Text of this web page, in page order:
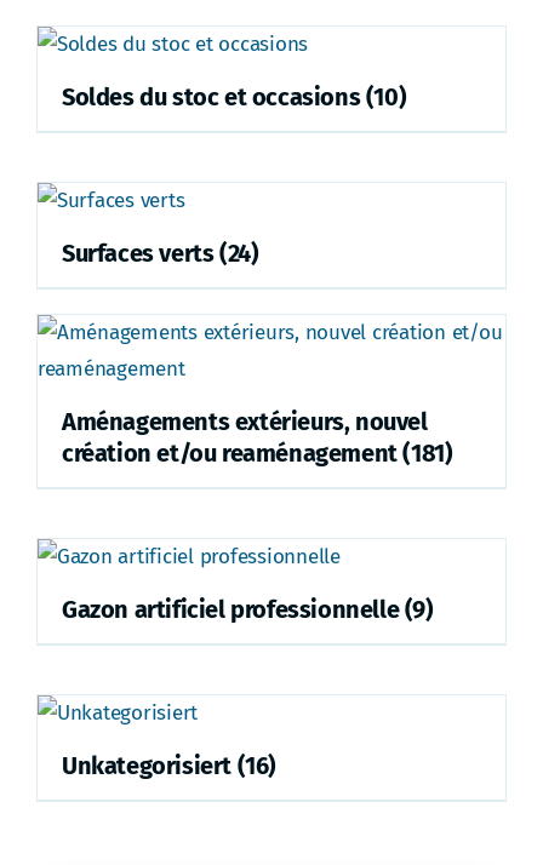
Soldes du stoc et occasions(10)
Surfaces verts(24)
Aménagements extérieurs, nouvel
création et/ou reaménagement(181)
Gazon artificiel professionnelle(9)
Unkategorisiert (16)